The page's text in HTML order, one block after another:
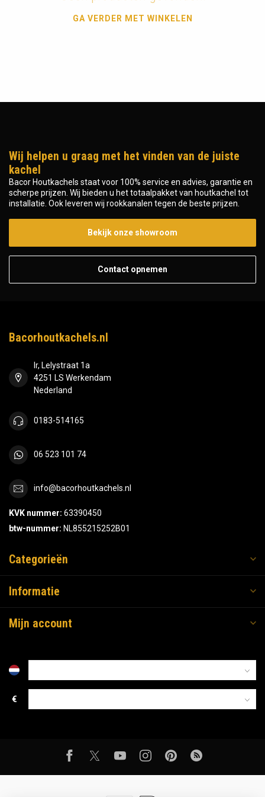
GA VERDER MET WINKELEN
Wij helpen u graag met het vinden van de juiste
kachel
Bacor Houtkachels staat voor 100% service en advies, garantie en
scherpe prijzen. Wij bieden u het totaalpakket van houtkachel tot
installatie. Ook leveren wij rookkanalen tegen de beste prijzen.
Bekijk onze showroom
Contact opnemen
Bacorhoutkachels.nl
Ir, Lelystraat 1a
4251 LS Werkendam
Nederland
0183-514165
06 523 101 74
info@bacorhoutkachels.nl
KVK nummer: 63390450
btw-nummer: NL855215252B01
Categorieën
Informatie
Mijn account
€